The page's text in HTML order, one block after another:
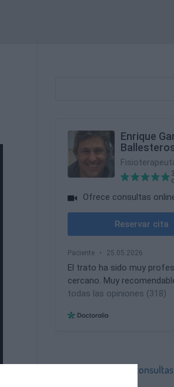
Estas son nuestras consultas